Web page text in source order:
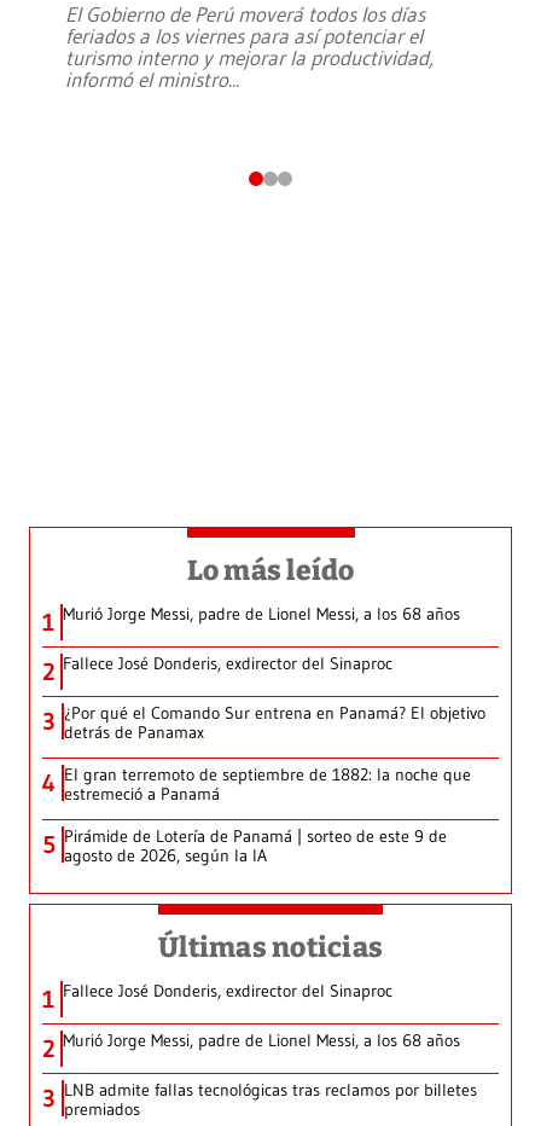
El Gobierno de Perú moverá todos los días
feriados a los viernes para así potenciar el
turismo interno y mejorar la productividad,
informó el ministro...
Lo más leído
1 Murió Jorge Messi, padre de Lionel Messi, a los 68 años
2 Fallece José Donderis, exdirector del Sinaproc
3 ¿Por qué el Comando Sur entrena en Panamá? El objetivo
detrás de Panamax
4 El gran terremoto de septiembre de 1882: la noche que
estremeció a Panamá
5 Pirámide de Lotería de Panamá | sorteo de este 9 de
agosto de 2026, según la IA
Últimas noticias
1 Fallece José Donderis, exdirector del Sinaproc
2 Murió Jorge Messi, padre de Lionel Messi, a los 68 años
3 LNB admite fallas tecnológicas tras reclamos por billetes
premiados